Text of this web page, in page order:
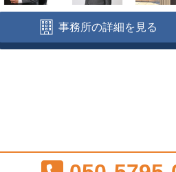
事務所の詳細を見る